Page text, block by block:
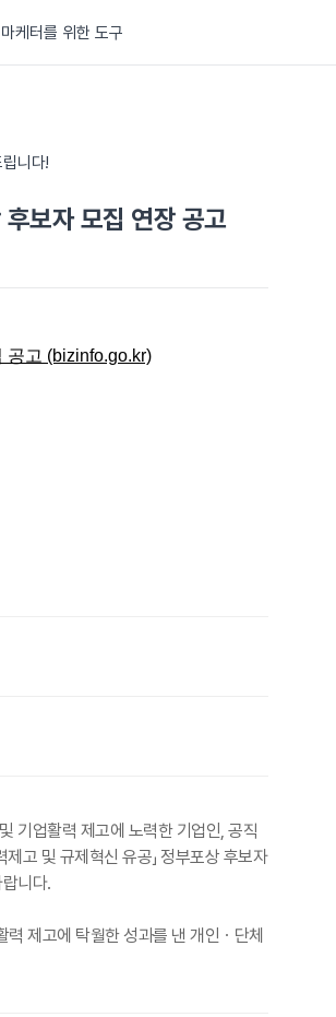
마케터를 위한 도구
니다!
보자 모집 연장 공고
공고 (bizinfo.go.kr)
기업활력 제고에 노력한 기업인, 공직
고 및 규제혁신 유공」 정부포상 후보자
니다.
제고에 탁월한 성과를 낸 개인ㆍ단체